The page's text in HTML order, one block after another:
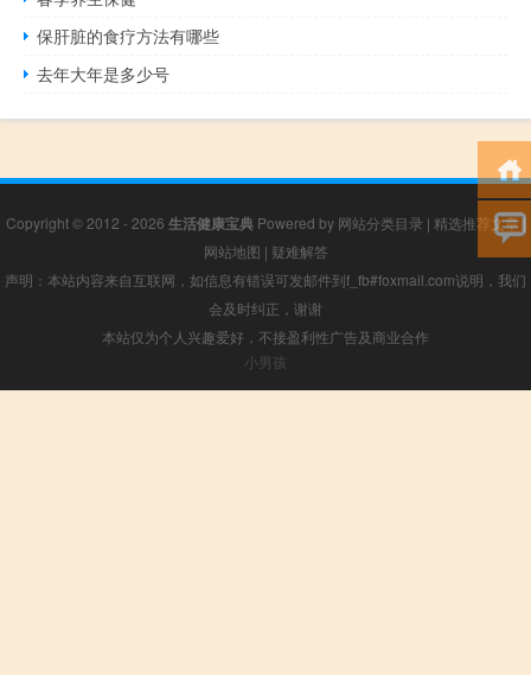
保肝脏的食疗方法有哪些
去年大年是多少号
Copyright © 2012 - 2026 生活健康宝典Powered by 网站分类目录 | 精选推荐文章|
网站地图 | 疑难解答
声明：本站内容来自互联网，如信息有错误可发邮件到f_fb#foxmail.com说明，我们
会及时纠正，谢谢
本站仅为个人兴趣爱好，不接盈利性广告及商业合作
小男孩